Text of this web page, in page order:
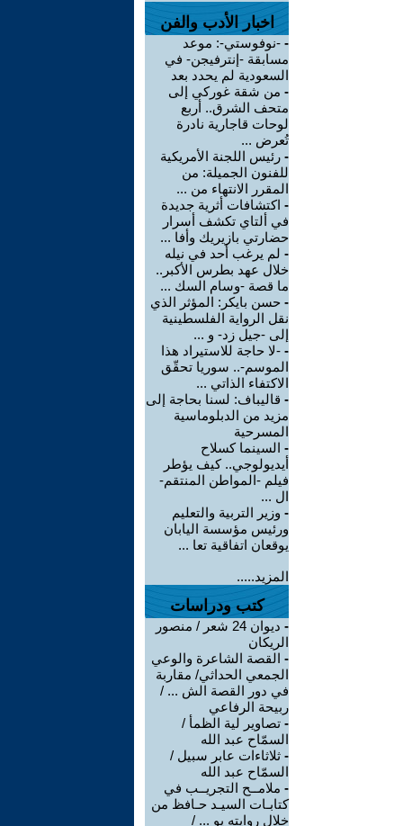
اخبار الأدب والفن
- -نوفوستي-: موعد
مسابقة -إنترفيجن- في
السعودية لم يحدد بعد
- من شقة غوركي إلى
متحف الشرق.. أربع
لوحات قاجارية نادرة
تُعرض ...
- رئيس اللجنة الأمريكية
للفنون الجميلة: من
المقرر الانتهاء من ...
- اكتشافات أثرية جديدة
في ألتاي تكشف أسرار
حضارتي بازيريك وأفا ...
- لم يرغب أحد في نيله
خلال عهد بطرس الأكبر..
ما قصة -وسام السك ...
- حسن بايكر: المؤثر الذي
نقل الرواية الفلسطينية
إلى -جيل زد- و ...
- -لا حاجة للاستيراد هذا
الموسم-.. سوريا تحقّق
الاكتفاء الذاتي ...
- قاليباف: لسنا بحاجة إلى
مزيد من الدبلوماسية
المسرحية
- السينما كسلاح
أيديولوجي.. كيف يؤطر
فيلم -المواطن المنتقم-
ال ...
- وزير التربية والتعليم
ورئيس مؤسسة اليابان
يوقعان اتفاقية تعا ...
المزيد.....
كتب ودراسات
-
ديوان 24 شعر / منصور
الريكان
- القصة الشاعرة والوعي
الجمعي الحداثي/ مقاربة
في دور القصة الش ... /
ربيحة الرفاعي
- تصاوير لية الظمأ /
السمّاح عبد الله
- ثلاثاءات عابر سبيل /
السمّاح عبد الله
- ملامــح التجريــب في
كتابـات السيـد حـافظ من
خلال روايته يو ... /